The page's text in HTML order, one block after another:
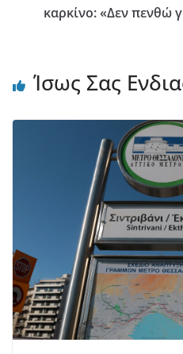
καρκίνο: «Δεν πενθώ
Ίσως Σας